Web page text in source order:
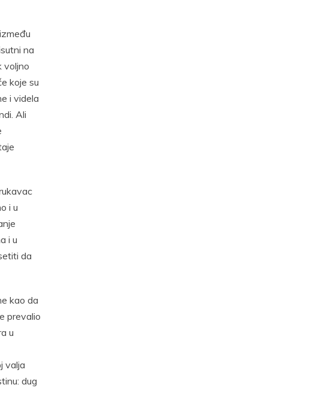
na
voljno
koje su
i videla
Ali
i u
i u
da
kao da
prevalio
u
valja
dug